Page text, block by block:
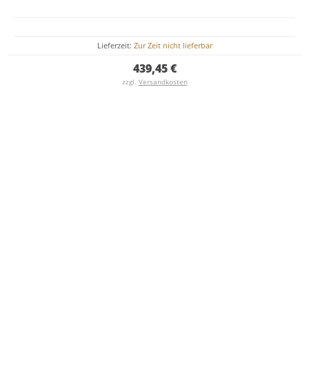
Lieferzeit: Zur Zeit nicht lieferbar
439,45 €
zzgl. Versandkosten